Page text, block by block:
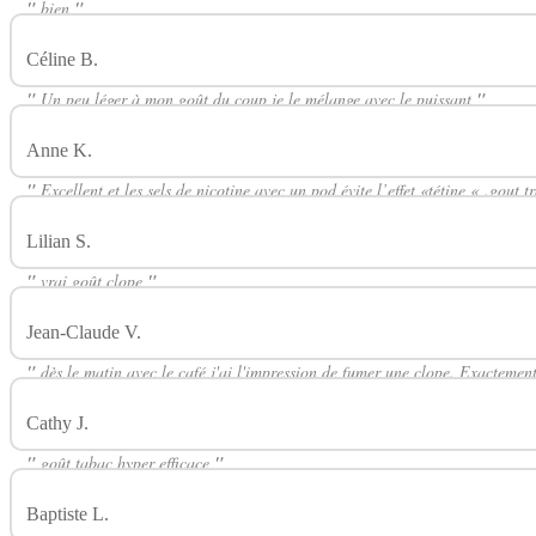
"bien"
Céline B.
"Un peu léger à mon goût du coup je le mélange avec le puissant"
Anne K.
"Excellent et les sels de nicotine avec un pod évite l’effet «tétine « .gout
Lilian S.
"vrai goût clope"
Jean-Claude V.
"dès le matin avec le café j'ai l'impression de fumer une clope.
Cathy J.
"goût tabac hyper efficace"
Baptiste L.